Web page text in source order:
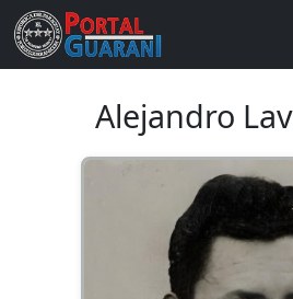
Alejandro